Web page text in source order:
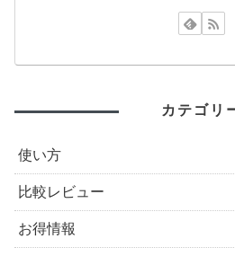
カテゴリ
使い方
比較レビュー
お得情報